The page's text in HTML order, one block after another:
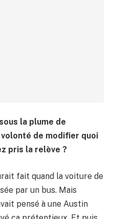
la plume de
volonté de modifier quoi
pris la relève ?
fait quand la voiture de
par un bus. Mais
pensé à une Austin